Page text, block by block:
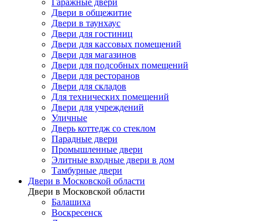
Гаражные двери
Двери в общежитие
Двери в таунхаус
Двери для гостиниц
Двери для кассовых помещений
Двери для магазинов
Двери для подсобных помещений
Двери для ресторанов
Двери для складов
Для технических помещений
Двери для учреждений
Уличные
Дверь коттедж со стеклом
Парадные двери
Промышленные двери
Элитные входные двери в дом
Тамбурные двери
Двери в Московской области
Двери в Московской области
Балашиха
Воскресенск